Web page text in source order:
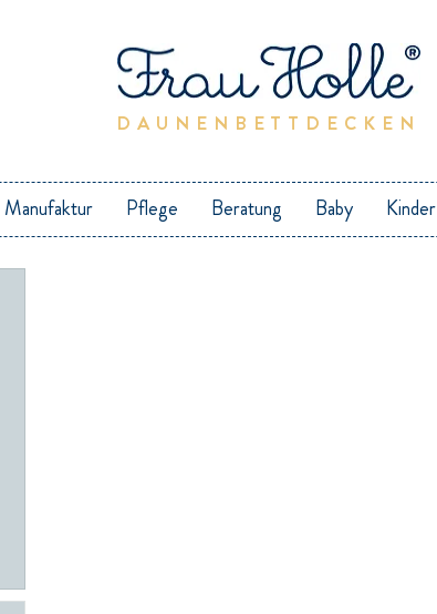
DAUNENBETTDECKEN
Manufaktur Pflege Beratung Baby Kinder